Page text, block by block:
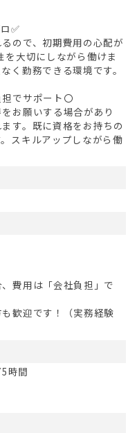
✅
ので、初期費用の心配が
を大切にしながら働けま
く勤務できる環境です。
でサポート〇
お願いする場合があり
す。既に資格をお持ちの
スキルアップしながら働
費用は「会社負担」で
歓迎です！（実務経験
時間